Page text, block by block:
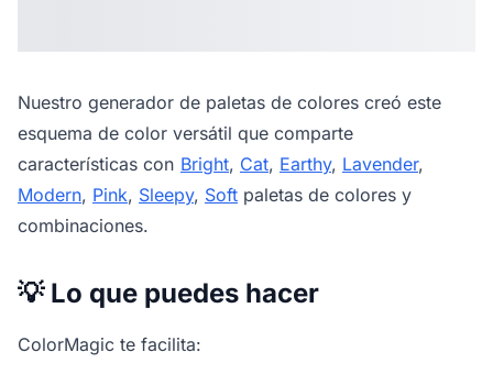
Nuestro generador de paletas de colores creó este
esquema de color versátil que comparte
características con Bright, Cat, Earthy, Lavender,
Modern, Pink, Sleepy, Soft paletas de colores y
combinaciones.
💡 Lo que puedes hacer
ColorMagic te facilita: